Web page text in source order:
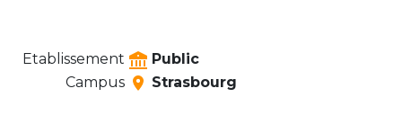
Etablissement
Public
Campus
Strasbourg